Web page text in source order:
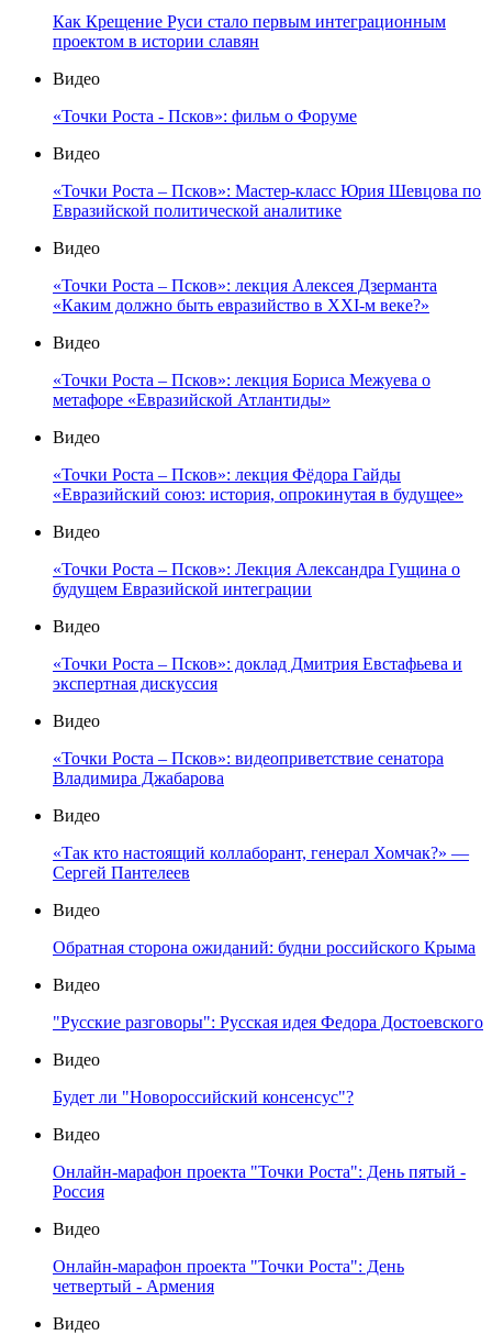
Как Крещение Руси стало первым интеграционным
проектом в истории славян
Видео
«Точки Роста - Псков»: фильм о Форуме
Видео
«Точки Роста – Псков»: Мастер-класс Юрия Шевцова по
Евразийской политической аналитике
Видео
«Точки Роста – Псков»: лекция Алексея Дзерманта
«Каким должно быть евразийство в XXI-м веке?»
Видео
«Точки Роста – Псков»: лекция Бориса Межуева о
метафоре «Евразийской Атлантиды»
Видео
«Точки Роста – Псков»: лекция Фёдора Гайды
«Евразийский союз: история, опрокинутая в будущее»
Видео
«Точки Роста – Псков»: Лекция Александра Гущина о
будущем Евразийской интеграции
Видео
«Точки Роста – Псков»: доклад Дмитрия Евстафьева и
экспертная дискуссия
Видео
«Точки Роста – Псков»: видеоприветствие сенатора
Владимира Джабарова
Видео
«Так кто настоящий коллаборант, генерал Хомчак?» —
Сергей Пантелеев
Видео
Обратная сторона ожиданий: будни российского Крыма
Видео
"Русские разговоры": Русская идея Федора Достоевского
Видео
Будет ли "Новороссийский консенсус"?
Видео
Онлайн-марафон проекта "Точки Роста": День пятый -
Россия
Видео
Онлайн-марафон проекта "Точки Роста": День
четвертый - Армения
Видео